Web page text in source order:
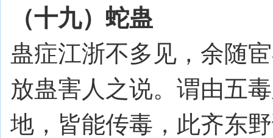
（十九）蛇蛊
蛊症江浙不多见，余随
放蛊害人之说。谓由五
地，皆能传毒，此齐东